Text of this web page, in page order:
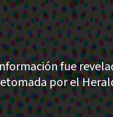
fue
por el